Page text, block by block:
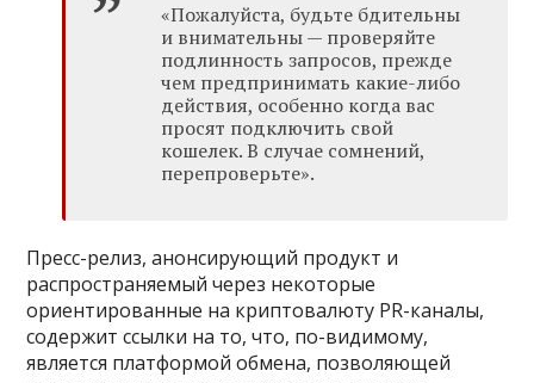
«Пожалуйста, будьте бдительны
и внимательны — проверяйте
подлинность запросов, прежде
чем предпринимать какие-либо
действия, особенно когда вас
просят подключить свой
кошелек. В случае сомнений,
перепроверьте».
Пресс-релиз, анонсирующий продукт и
распространяемый через некоторые
ориентированные на криптовалюту PR-каналы,
содержит ссылки на то, что, по-видимому,
является платформой обмена, позволяющей